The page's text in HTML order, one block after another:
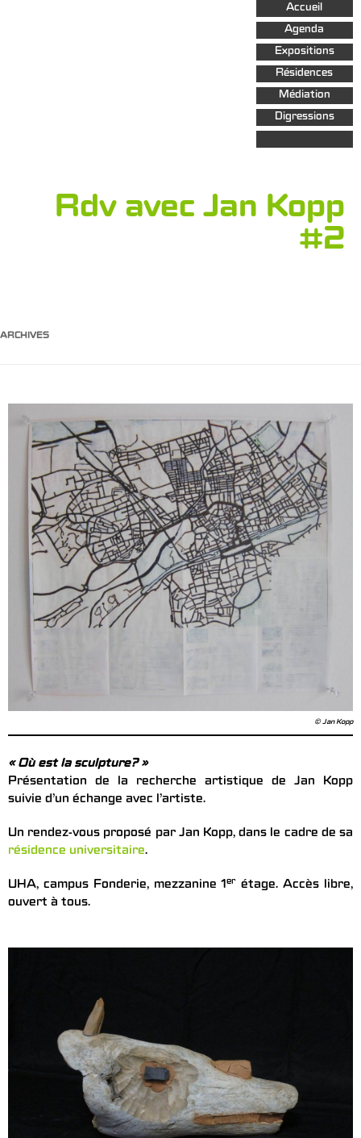
Aller au
contenu
principal
Accueil
Agenda
Expositions
Résidences
Médiation
Digressions
Rdv avec Jan Kopp
#2
ARCHIVES
© Jan Kopp
« Où est la sculpture? »
Présentation de la recherche artistique de Jan Kopp
suivie d’un échange avec l’artiste.
Un rendez-vous proposé par Jan Kopp, dans le cadre de sa
résidence universitaire.
UHA, campus Fonderie, mezzanine 1er étage. Accès libre,
ouvert à tous.